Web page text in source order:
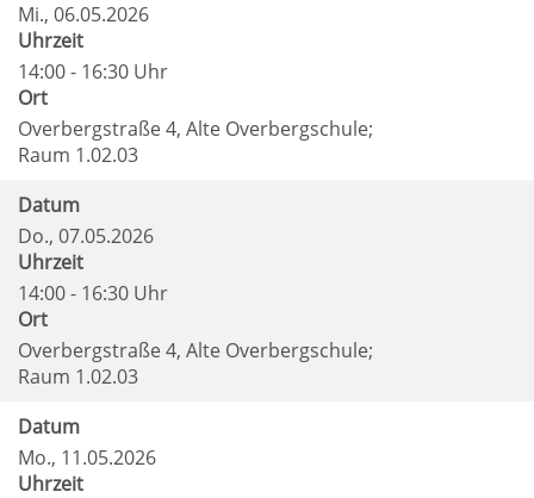
Mi., 06.05.2026
Uhrzeit
14:00 - 16:30 Uhr
Ort
Overbergstraße 4, Alte Overbergschule;
Raum 1.02.03
Datum
Do., 07.05.2026
Uhrzeit
14:00 - 16:30 Uhr
Ort
Overbergstraße 4, Alte Overbergschule;
Raum 1.02.03
Datum
Mo., 11.05.2026
Uhrzeit